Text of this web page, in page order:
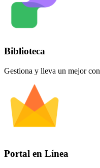
Biblioteca
Gestiona y lleva un mejor
Portal en Línea